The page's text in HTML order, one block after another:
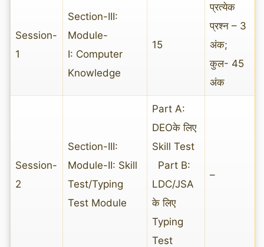
Session-
1
Section-III:
Module-
I: Computer
Knowledge
15
प्रत्येक
प्रश्न – 3
अंक;
कुल- 45
अंक
Session-
2
Section-III:
Module-II: Skill
Test/Typing
Test Module
Part A:
DEOके लिए
Skill Test
Part B:
LDC/JSA
के लिए
Typing
Test
–